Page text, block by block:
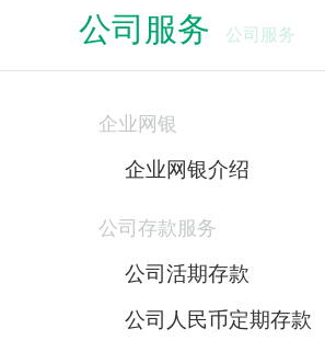
公司服务 公司服务
企业网银
企业网银介绍
公司存款服务
公司活期存款
公司人民币定期存款